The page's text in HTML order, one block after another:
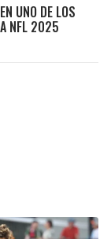
UNO DE LOS
NFL 2025